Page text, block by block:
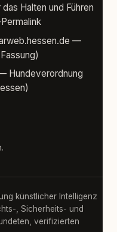
Halten und Führen
—
Hundeverordnung
künstlicher Intelligenz
, Sicherheits- und
verifizierten